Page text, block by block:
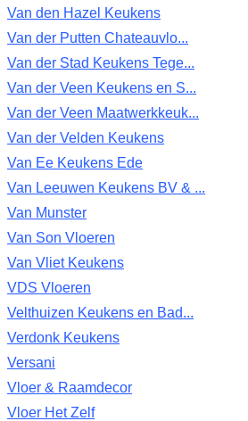
Van den Hazel Keukens
Van der Putten Chateauvlo...
Van der Stad Keukens Tege...
Van der Veen Keukens en S...
Van der Veen Maatwerkkeuk...
Van der Velden Keukens
Van Ee Keukens Ede
Van Leeuwen Keukens BV & ...
Van Munster
Van Son Vloeren
Van Vliet Keukens
VDS Vloeren
Velthuizen Keukens en Bad...
Verdonk Keukens
Versani
Vloer & Raamdecor
Vloer Het Zelf